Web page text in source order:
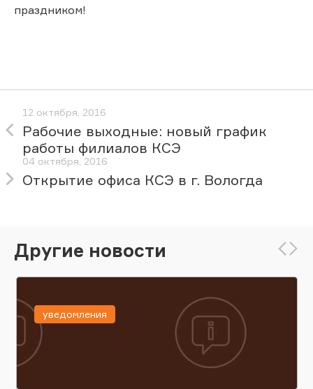
праздником!
12 октября, 2016
Рабочие выходные: новый график
работы филиалов КСЭ
04 октября, 2016
Открытие офиса КСЭ в г. Вологда
Другие новости
уведомления